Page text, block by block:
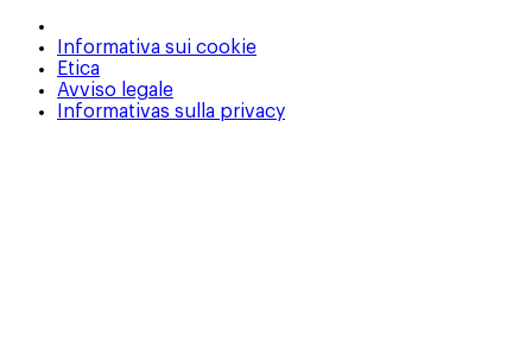
Informativa sui cookie
Etica
Avviso legale
Informativas sulla privacy